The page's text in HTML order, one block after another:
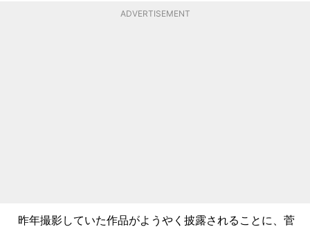
ADVERTISEMENT
昨年撮影していた作品がようやく披露されることに、菅